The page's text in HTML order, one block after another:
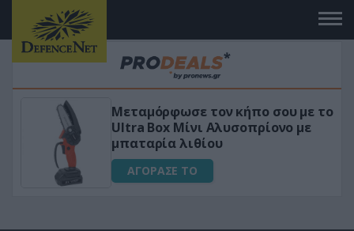
«Μαγική» φόρμουλα τριβόλι + VIP
για αύξηση της λίμπιντο
ΑΓΟΡΑΣΕ ΤΟ